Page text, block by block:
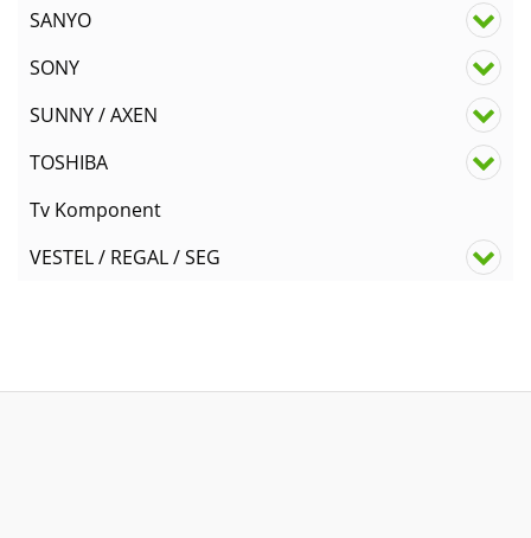
SANYO
SONY
SUNNY / AXEN
TOSHIBA
Tv Komponent
VESTEL / REGAL / SEG